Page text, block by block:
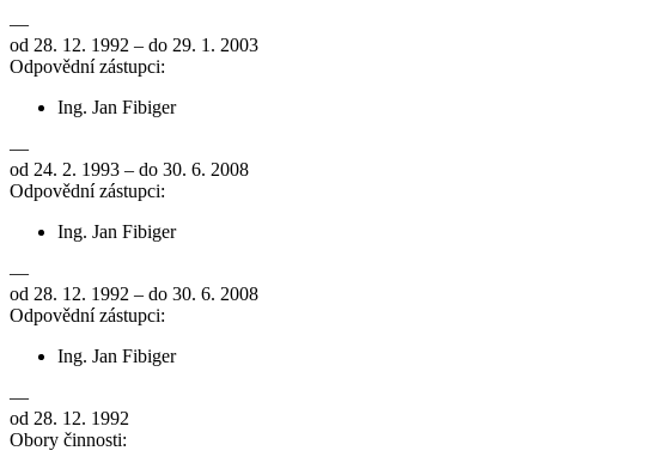
—
od 28. 12. 1992 – do 29. 1. 2003
Odpovědní zástupci:
Ing. Jan Fibiger
—
od 24. 2. 1993 – do 30. 6. 2008
Odpovědní zástupci:
Ing. Jan Fibiger
—
od 28. 12. 1992 – do 30. 6. 2008
Odpovědní zástupci:
Ing. Jan Fibiger
—
od 28. 12. 1992
Obory činnosti: